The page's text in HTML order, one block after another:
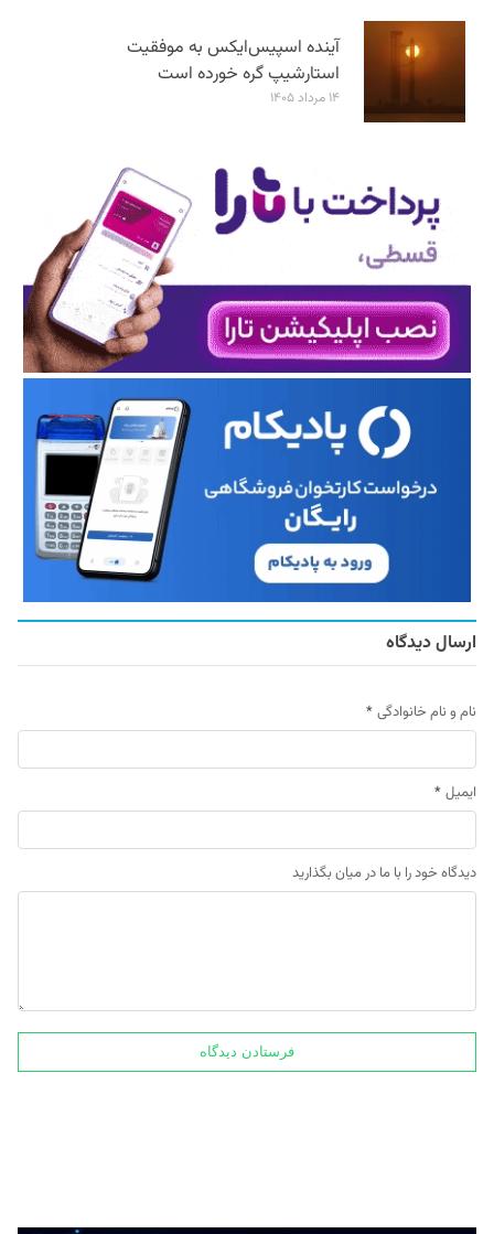
آینده اسپیس‌ایکس به موفقیت
استارشیپ گره خورده است
۱۴ مرداد ۱۴۰۵
ارسال دیدگاه
نام و نام خانوادگی *
ایمیل *
دیدگاه خود را با ما در میان بگذارید